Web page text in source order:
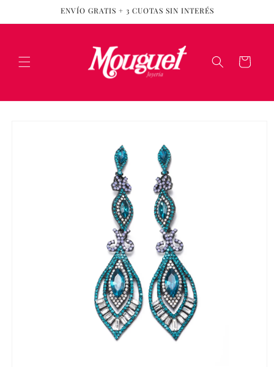
directamente
al contenido
ENVÍO GRATIS + 3 CUOTAS SIN INTERÉS
Carrito